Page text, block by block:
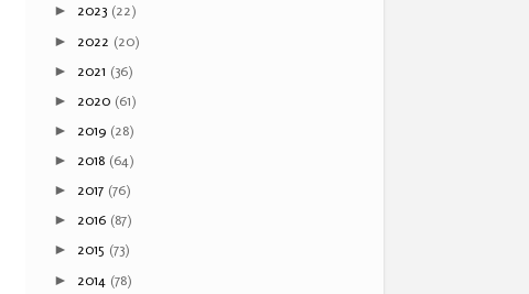
► 2023 (22)
► 2022 (20)
► 2021 (36)
► 2020 (61)
► 2019 (28)
► 2018 (64)
► 2017 (76)
► 2016 (87)
► 2015 (73)
► 2014 (78)